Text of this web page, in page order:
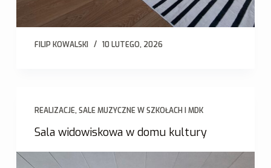
FILIP KOWALSKI 10 LUTEGO, 2026
REALIZACJE,SALE MUZYCZNE W SZKOŁACH I MDK
Sala widowiskowa w domu kultury